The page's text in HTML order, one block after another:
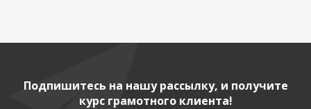
Подпишитесь на нашу рассылку, и получите
курс грамотного клиента!